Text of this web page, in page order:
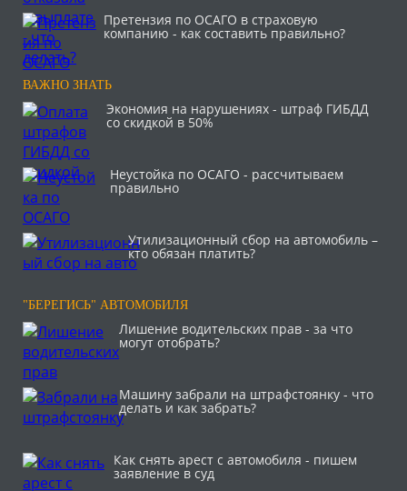
Претензия по ОСАГО в страховую
компанию - как составить правильно?
ВАЖНО ЗНАТЬ
Экономия на нарушениях - штраф ГИБДД
со скидкой в 50%
Неустойка по ОСАГО - рассчитываем
правильно
Утилизационный сбор на автомобиль –
кто обязан платить?
"БЕРЕГИСЬ" АВТОМОБИЛЯ
Лишение водительских прав - за что
могут отобрать?
Машину забрали на штрафстоянку - что
делать и как забрать?
Как снять арест с автомобиля - пишем
заявление в суд